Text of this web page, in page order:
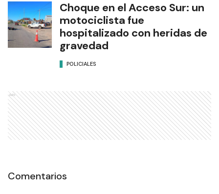
Choque en el Acceso Sur: un
motociclista fue
hospitalizado con heridas de
gravedad
POLICIALES
Ads
Comentarios